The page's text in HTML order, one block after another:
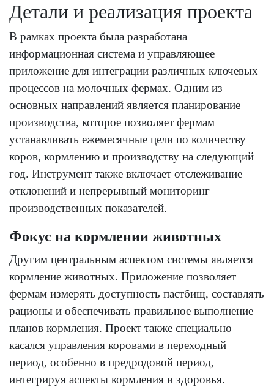
Детали и реализация проекта
В рамках проекта была разработана
информационная система и управляющее
приложение для интеграции различных ключевых
процессов на молочных фермах. Одним из
основных направлений является планирование
производства, которое позволяет фермам
устанавливать ежемесячные цели по количеству
коров, кормлению и производству на следующий
год. Инструмент также включает отслеживание
отклонений и непрерывный мониторинг
производственных показателей.
Фокус на кормлении животных
Другим центральным аспектом системы является
кормление животных. Приложение позволяет
фермам измерять доступность пастбищ, составлять
рационы и обеспечивать правильное выполнение
планов кормления. Проект также специально
касался управления коровами в переходный
период, особенно в предродовой период,
интегрируя аспекты кормления и здоровья.